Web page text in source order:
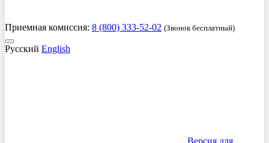
Приемная комиссия: 8 (800) 333-52-02 (Звонок бесплатный)
Русский English
Версия для